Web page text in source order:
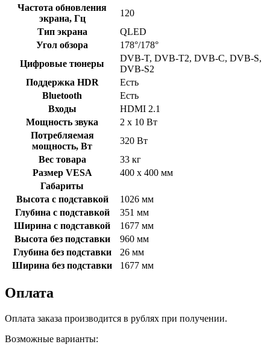
Частота обновления
экрана, Гц
120
Тип экрана
QLED
Угол обзора
178°/178°
Цифровые тюнеры
DVB-T, DVB-T2, DVB-C, DVB-S,
DVB-S2
Поддержка HDR
Есть
Bluetooth
Есть
Входы
HDMI 2.1
Мощность звука
2 х 10 Вт
Потребляемая
мощность, Вт
320 Вт
Вес товара
33 кг
Размер VESA
400 x 400 мм
Габариты
Высота с подставкой
1026 мм
Глубина с подставкой
351 мм
Ширина с подставкой
1677 мм
Высота без подставки
960 мм
Глубина без подставки
26 мм
Ширина без подставки
1677 мм
Оплата
Оплата заказа производится в рублях при получении.
Возможные варианты: